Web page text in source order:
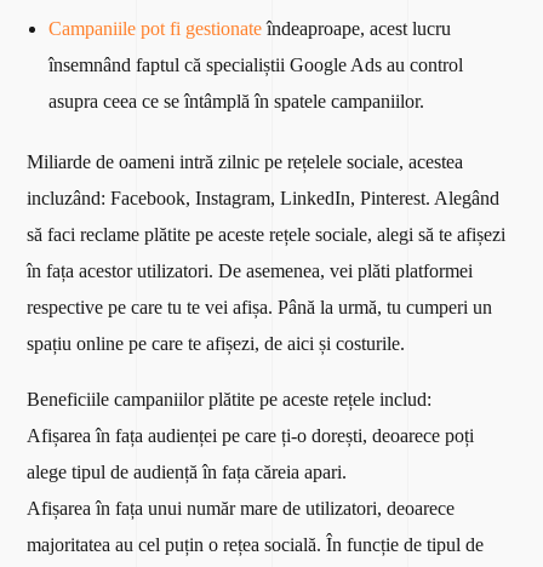
Campaniile pot fi gestionateîndeaproape, acest lucru
însemnând faptul că specialiștii Google Ads au control
asupra ceea ce se întâmplă în spatele campaniilor.
Miliarde de oameni intră zilnic pe rețelele sociale, acestea
incluzând: Facebook, Instagram, LinkedIn, Pinterest. Alegând
să faci reclame plătite pe aceste rețele sociale, alegi să te afișezi
în fața acestor utilizatori. De asemenea, vei plăti platformei
respective pe care tu te vei afișa. Până la urmă, tu cumperi un
spațiu online pe care te afișezi, de aici și costurile.
Beneficiile campaniilor plătite pe aceste rețele includ:
Afișarea în fața audienței pe care ți-o dorești, deoarece poți
alege tipul de audiență în fața căreia apari.
Afișarea în fața unui număr mare de utilizatori, deoarece
majoritatea au cel puțin o rețea socială. În funcție de tipul de